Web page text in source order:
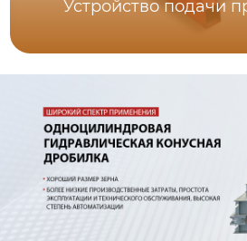
Устройство подачи